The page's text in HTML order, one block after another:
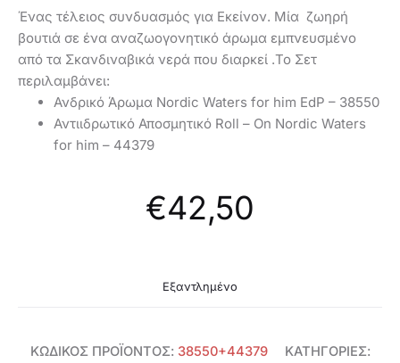
Ένας τέλειος συνδυασμός για Εκείνον. Μία ζωηρή
βουτιά σε ένα αναζωογονητικό άρωμα εμπνευσμένο
από τα Σκανδιναβικά νερά που διαρκεί .Το Σετ
περιλαμβάνει:
Ανδρικό Άρωμα Nordic Waters for him EdP – 38550
Αντιιδρωτικό Αποσμητικό Roll – On Nordic Waters
for him – 44379
€42,50
Εξαντλημένο
ΚΩΔΙΚΌΣ ΠΡΟΪΌΝΤΟΣ: 38550+44379
ΚΑΤΗΓΟΡΊΕΣ: